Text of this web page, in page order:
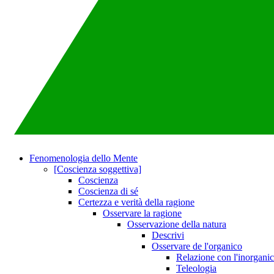
Fenomenologia dello Mente
[Coscienza soggettiva]
Coscienza
Coscienza di sé
Certezza e verità della ragione
Osservare la ragione
Osservazione della natura
Descrivi
Osservare de l'organico
Relazione con
Teleologia